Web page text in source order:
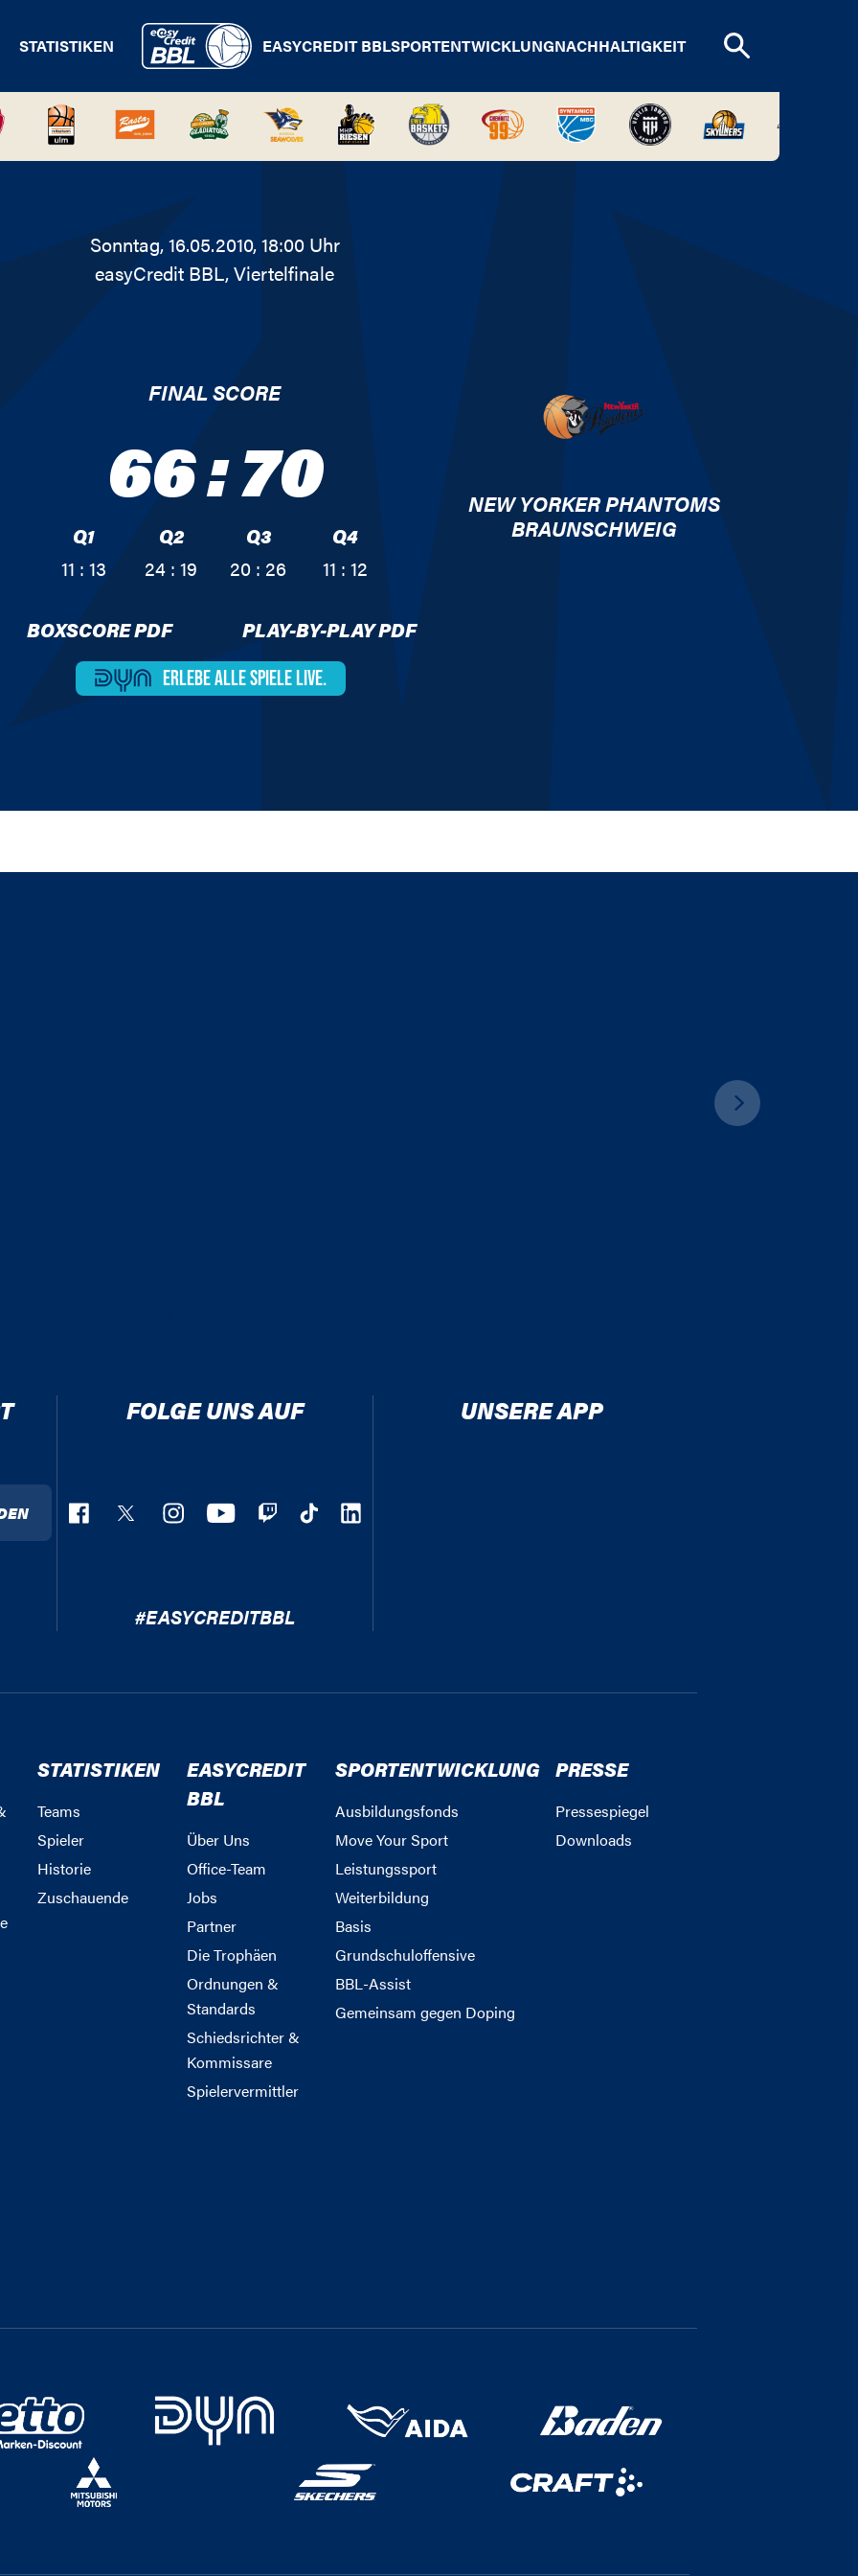
STATISTIKEN EASYCREDIT BBLSPORTENTWICKLUNGNACHHALTIGKEIT
Sonntag, 16.05.2010, 18:00 Uhr
easyCredit BBL, Viertelfinale
FINAL SCORE
66:70
Q1
11 : 13
Q2
24 : 19
Q3
20 : 26
Q4
11 : 12
NEW YORKER PHANTOMS
BRAUNSCHWEIG
BOXSCORE PDF PLAY-BY-PLAY PDF
ERLEBE ALLESPIELE LIVE.
FOLGE UNS AUF
#EASYCREDITBBL
UNSERE APP
STATISTIKEN
Teams
Spieler
Historie
Zuschauende
EASYCREDIT
BBL
Über Uns
Office-Team
Jobs
Partner
Die Trophäen
Ordnungen &
Standards
Schiedsrichter &
Kommissare
Spielervermittler
SPORTENTWICKLUNG
Ausbildungsfonds
Move Your Sport
Leistungssport
Weiterbildung
Basis
Grundschuloffensive
BBL-Assist
Gemeinsam gegen Doping
PRESSE
Pressespiegel
Downloads